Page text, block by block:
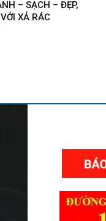
– SẠCH – ĐẸP,
XẢ RÁC